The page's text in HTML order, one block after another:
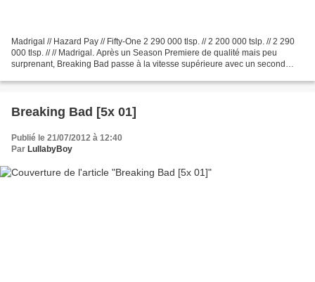
Madrigal // Hazard Pay // Fifty-One 2 290 000 tlsp. // 2 200 000 tslp. // 2 290
000 tlsp. // // Madrigal. Après un Season Premiere de qualité mais peu
surprenant, Breaking Bad passe à la vitesse supérieure avec un second
Breaking Bad [5x 01]
Publié le 21/07/2012 à 12:40
Par LullabyBoy